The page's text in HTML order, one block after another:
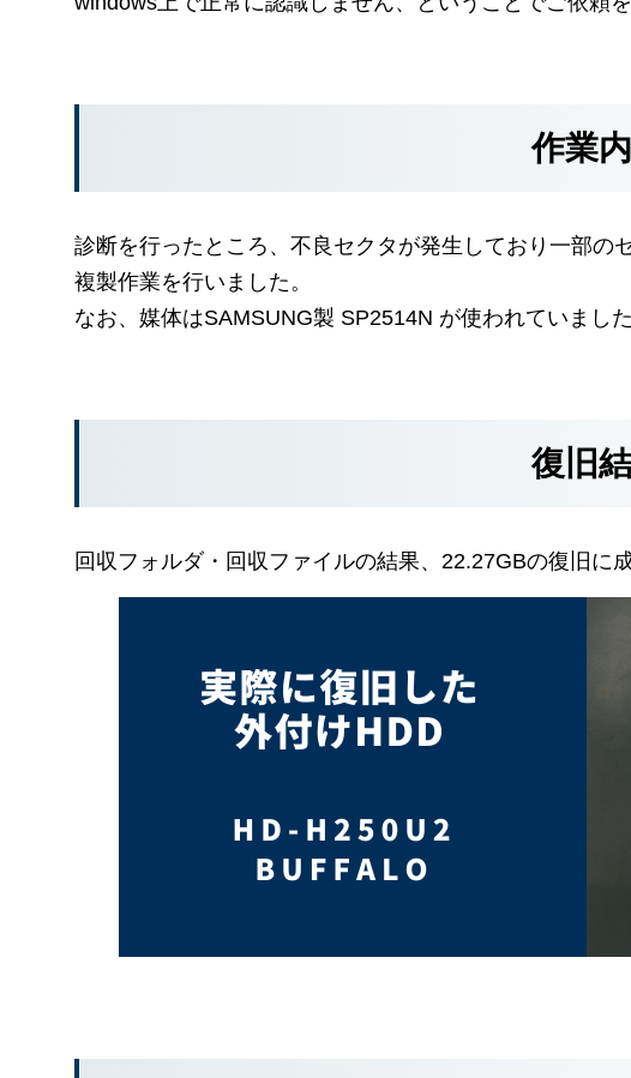
作業
診断を行ったところ、不良セクタが発生しており一部の
複製作業を行いました。
なお、媒体はSAMSUNG製 SP2514N が使われていました
復旧
回収フォルダ・回収ファイルの結果、22.27GBの復旧に